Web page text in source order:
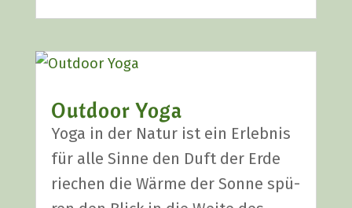
Out­door Yoga
Yoga in der Natur ist ein Erleb­nis
für alle Sin­ne den Duft der Erde
rie­chen die Wär­me der Son­ne spü­